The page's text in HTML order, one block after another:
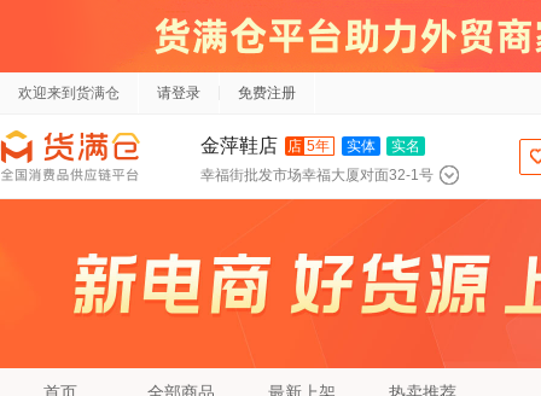
欢迎来到货满仓 请登录 免费注册
金萍鞋店 店 5年 实体
实名
幸福街批发市场幸福大厦对面32-1号